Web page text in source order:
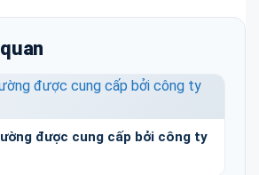
được cung cấp bởi công ty